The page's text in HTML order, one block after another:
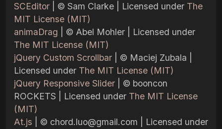
SCEditor | © Sam Clarke | Licensed under The
MIT License (MIT)
animaDrag | © Abel Mohler | Licensed under
The MIT License (MIT)
jQuery Custom Scrollbar | © Maciej Zubala |
Licensed under The MIT License (MIT)
jQuery Responsive Slider | © booncon
ROCKETS | Licensed under The MIT License
(MIT)
At.js | © chord.luo@gmail.com | Licensed under